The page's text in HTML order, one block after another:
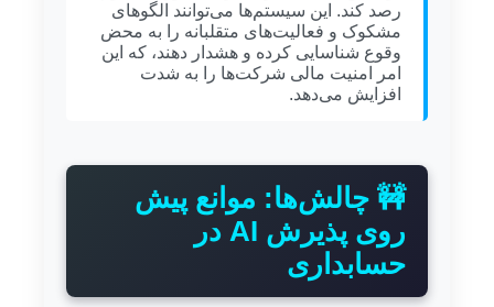
رصد کند. این سیستم‌ها می‌توانند الگوهای
مشکوک و فعالیت‌های متقلبانه را به محض
وقوع شناسایی کرده و هشدار دهند، که این
امر امنیت مالی شرکت‌ها را به شدت
افزایش می‌دهد.
🚧 چالش‌ها: موانع پیش
روی پذیرش AI در
حسابداری